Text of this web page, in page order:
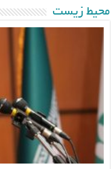
محيط زيست